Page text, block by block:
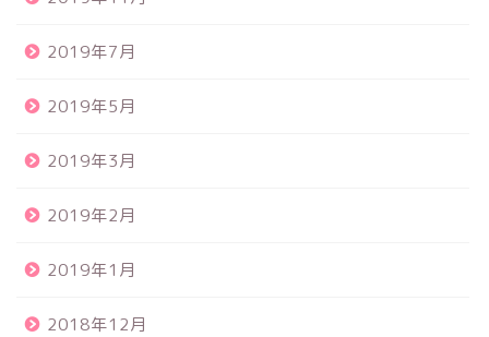
2019年7月
2019年5月
2019年3月
2019年2月
2019年1月
2018年12月